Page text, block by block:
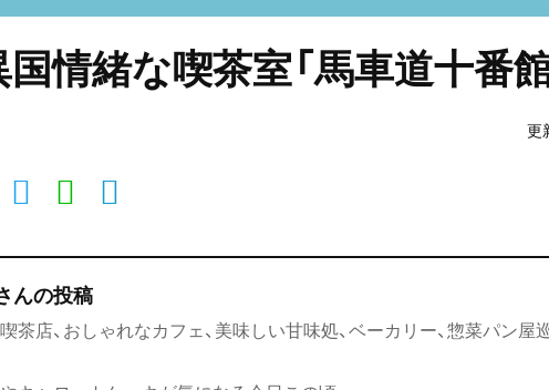
情緒な喫茶室「馬車道十番館
更
んの投稿
茶店、おしゃれなカフェ、美味しい甘味処、ベーカリー、惣菜パン屋